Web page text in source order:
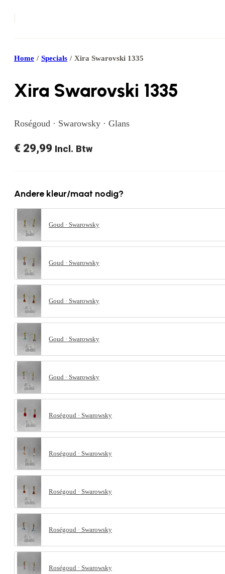
Home / Specials / Xira Swarovski 1335
Xira Swarovski 1335
Roségoud · Swarowsky · Glans
€ 29,99 Incl. Btw
Andere kleur/maat nodig?
Goud · Swarowsky
Goud · Swarowsky
Goud · Swarowsky
Goud · Swarowsky
Goud · Swarowsky
Roségoud · Swarowsky
Roségoud · Swarowsky
Roségoud · Swarowsky
Roségoud · Swarowsky
Roségoud · Swarowsky